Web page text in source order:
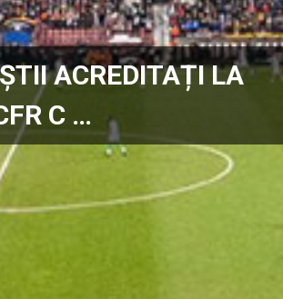
ACREDITAȚI LA
C …